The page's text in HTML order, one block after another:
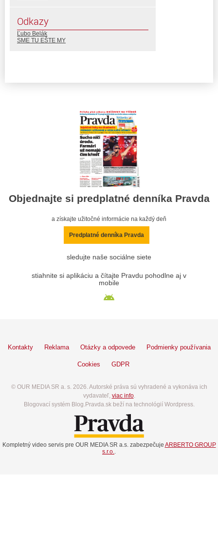
Odkazy
Ľubo Belák
SME TU EŠTE MY
Objednajte si predplatné denníka Pravda
a získajte užitočné informácie na každý deň
Predplatné denníka Pravda
sledujte naše sociálne siete
stiahnite si aplikáciu a čítajte Pravdu pohodlne aj v
mobile
Kontakty Reklama Otázky a odpovede Podmienky používania
Cookies GDPR
© OUR MEDIA SR a. s. 2026. Autorské práva sú vyhradené a vykonáva ich
vydavateľ, viac info.
Blogovací systém Blog.Pravda.sk beží na technológií Wordpress.
Kompletný video servis pre OUR MEDIA SR a.s. zabezpečuje ARBERTO GROUP
s.r.o..